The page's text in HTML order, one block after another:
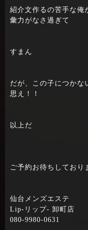
紹介文作るの苦手な俺
彙力がなさ過ぎて
すまん
だが、この子につかな
思え！！
以上だ
ご予約お待ちしており
仙台メンズエステ
Lip-リップ- 卸町店
080-9980-0631